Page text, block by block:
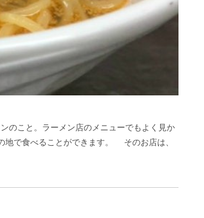
のこと。ラーメン店のメニューでもよく見か
で食べることができます。 そのお店は、